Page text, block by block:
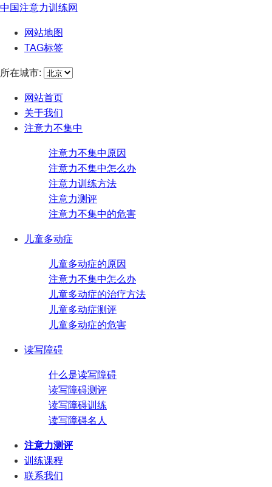
中国注意力训练网
网站地图
TAG标签
所在城市:
网站首页
关于我们
注意力不集中
注意力不集中原因
注意力不集中怎么办
注意力训练方法
注意力测评
注意力不集中的危害
儿童多动症
儿童多动症的原因
注意力不集中怎么办
儿童多动症的治疗方法
儿童多动症测评
儿童多动症的危害
读写障碍
什么是读写障碍
读写障碍测评
读写障碍训练
读写障碍名人
注意力测评
训练课程
联系我们